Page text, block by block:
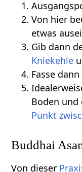
Von hier
etwas
Gib dann
Kniekehle
Fasse
Boden und
Punkt
Buddhai
Von dieser